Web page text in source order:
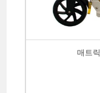
매트